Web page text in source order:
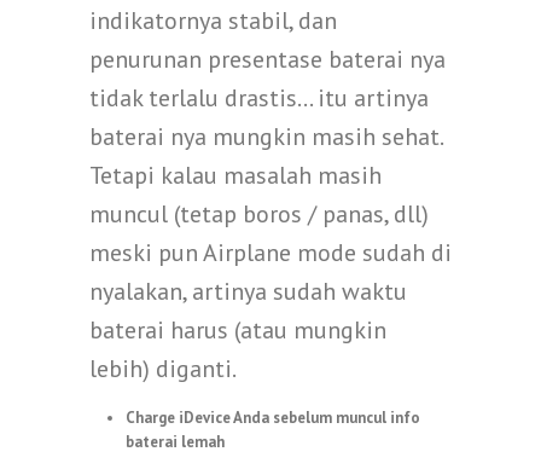
indikatornya stabil, dan
penurunan presentase baterai nya
tidak terlalu drastis… itu artinya
baterai nya mungkin masih sehat.
Tetapi kalau masalah masih
muncul (tetap boros / panas, dll)
meski pun Airplane mode sudah di
nyalakan, artinya sudah waktu
baterai harus (atau mungkin
lebih) diganti.
Charge iDevice Anda sebelum muncul info
baterai lemah